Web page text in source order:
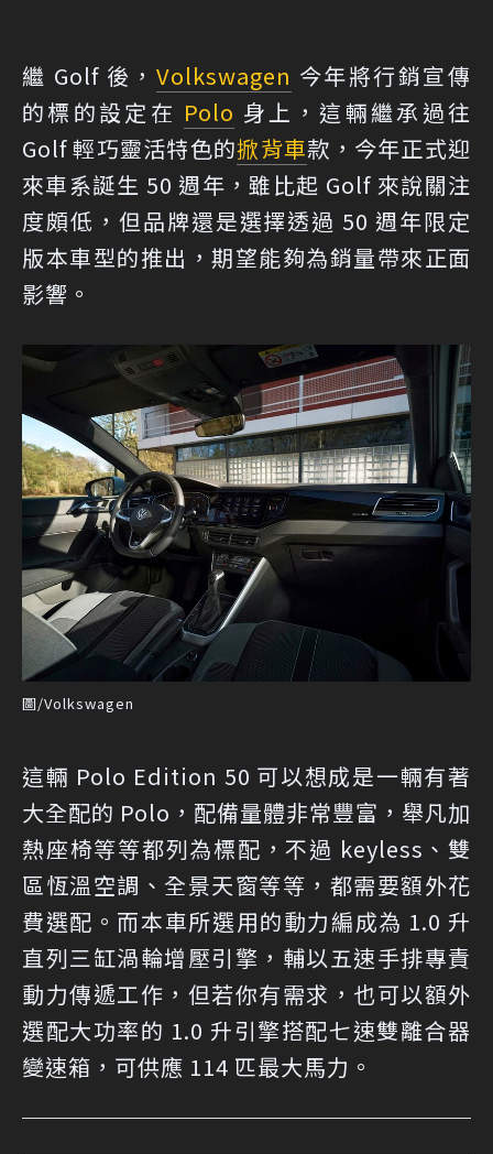
繼 Golf 後， Volkswagen 今年將行銷宣傳
的標的設定在 Polo 身上，這輛繼承過往
Golf 輕巧靈活特色的掀背車款，今年正式迎
來車系誕生 50 週年，雖比起 Golf 來說關注
度頗低，但品牌還是選擇透過 50 週年限定
版本車型的推出，期望能夠為銷量帶來正面
影響。
圖/Volkswagen
這輛 Polo Edition 50 可以想成是一輛有著
大全配的 Polo，配備量體非常豐富，舉凡加
熱座椅等等都列為標配，不過 keyless、雙
區恆溫空調、全景天窗等等，都需要額外花
費選配。而本車所選用的動力編成為 1.0 升
直列三缸渦輪增壓引擎，輔以五速手排專責
動力傳遞工作，但若你有需求，也可以額外
選配大功率的 1.0 升引擎搭配七速雙離合器
變速箱，可供應 114 匹最大馬力。